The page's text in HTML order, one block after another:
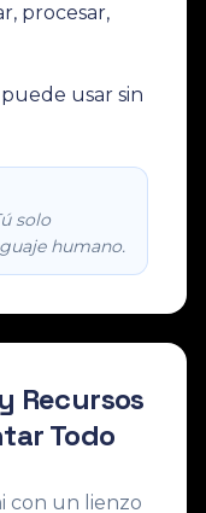
procesar,
usar sin
solo
humano.
Recursos
Todo
con un lienzo